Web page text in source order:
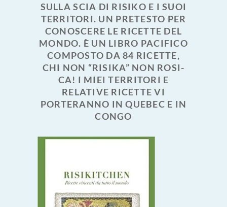
SULLA SCIA DI RISIKO E I SUOI
TERRITORI. UN PRETESTO PER
CONOSCERE LE RICETTE DEL
MONDO. È UN LIBRO PACIFICO
COMPOSTO DA 84 RICETTE,
CHI NON “RISIKA” NON ROSI-
CA! I MIEI TERRITORI E
RELATIVE RICETTE VI
PORTERANNO IN QUEBEC E IN
CONGO